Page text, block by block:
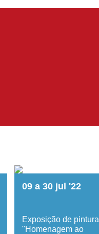
09 a 30 jul '22
Exposição de pintura
"Homenagem ao